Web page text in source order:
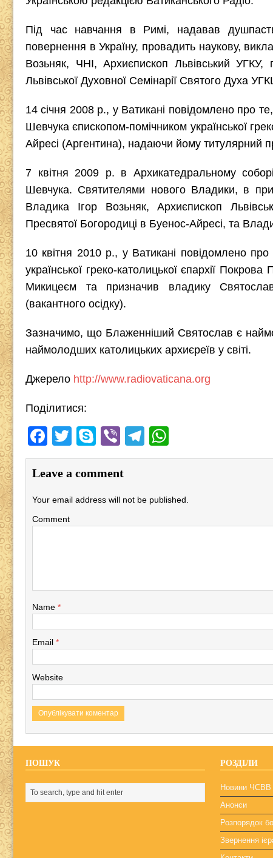
Під час навчання в Римі, надавав
повернення в Україну, провадить наукову,
Возьняк, ЧНІ, Архиєпископ Львівський
Львівської Духовної Семінарії Святого Духа
14 січня 2008 р., у Ватикані повідомлено про
Шевчука єпископом-помічником української
Айресі (Аргентина), надаючи йому титулярний
7 квітня 2009 р. в Архикатедральному
Шевчука. Святителями нового Владики, в
Владика Ігор Возьняк, Архиєпископ
Пресвятої Богородиці в Буенос-Айресі, та
10 квітня 2010 р., у Ватикані повідомлено
української греко-католицької єпархії
Микицеєм та призначив владику
(вакантного осідку).
Зазначимо, що Блаженніший Святослав є
наймолодших католицьких архиєреїв у світі.
Джерело http://www.radiovaticana.org
Поділитися:
F
a
c
e
b
o
T
wi
tt
er
S
ky
p
e
Vi
b
er
T
el
gr
m
h
s
p
Leave a comment
Your email address will not be published.
Comment
Name *
Email *
Website
ПОШУК РОЗДІЛИ
Новини ЧСВВ
Анонси
Розпорядок
Звернення